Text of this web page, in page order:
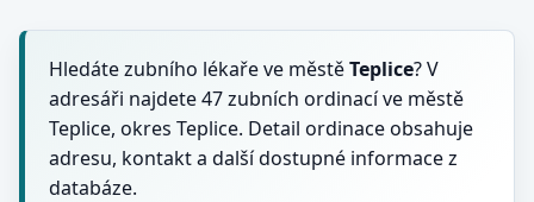
Hledáte zubního lékaře ve městěTeplice? V
adresáři najdete 47 zubních ordinací ve městě
Teplice, okres Teplice. Detail ordinace obsahuje
adresu, kontakt a další dostupné informace z
databáze.